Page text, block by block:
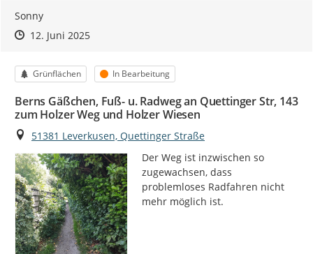
Sonny
Zeitpunkt des Erstellens
Zeitpunkt des Erstellens
12. Juni 2025Zur Äußerung
Kategorie
Grünflächen Status
In Bearbeitung
Berns Gäßchen, Fuß- u. Radweg an Quettinger Str, 143
zum Holzer Weg und Holzer Wiesen
Ort
51381 Leverkusen, Quettinger Straße
Der Weg ist inzwischen so
zugewachsen, dass
problemloses Radfahren nicht
mehr möglich ist.